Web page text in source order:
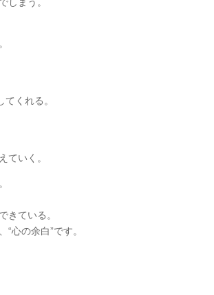
しまう。
くれる。
ていく。
きている。
心の余白”です。